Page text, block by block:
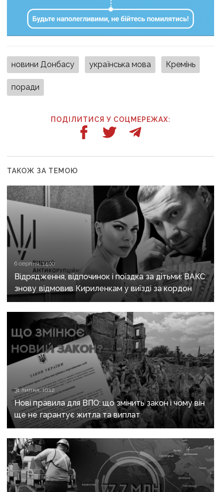
новини Донбасу українська мова Кремінь
поради
ПОДІЛИТИСЯ У СОЦМЕРЕЖАХ:
ТАКОЖ ЗА ТЕМОЮ
6 серпня, 14:00
Відрядження, відпочинок і поїздка за дітьми: ВАКС
знову відмовив Кириленкам у виїзді за кордон
31 липня, 10:12
Нові правила для ВПО: що змінить закон і чому він
ще не гарантує житла та виплат